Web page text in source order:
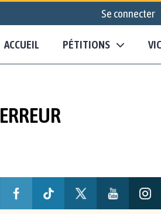
Se connecter
ACCUEIL PÉTITIONS
ERREUR